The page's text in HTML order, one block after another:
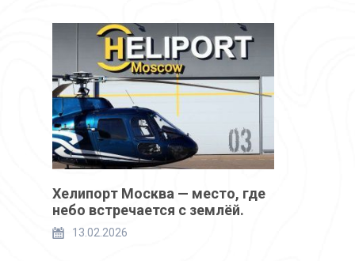
Хелипорт Москва — место, где
небо встречается с землёй.
13.02.2026